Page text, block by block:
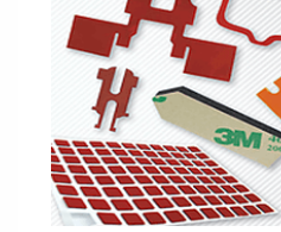
Eloxierte
Farbige
Platten mit
Gravierte
ZEIGEN